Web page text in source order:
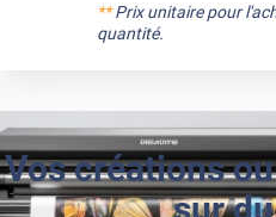
**Prix unitaire pour
quantité.
Vos créations